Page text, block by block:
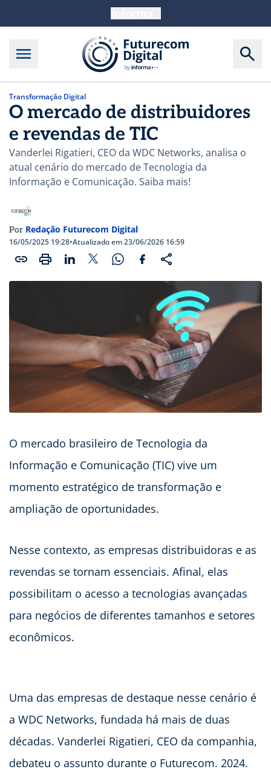
Transformação Digital
O mercado de distribuidores
e revendas de TIC
Vanderlei Rigatieri, CEO da WDC Networks, analisa o
atual cenário do mercado de Tecnologia da
Informação e Comunicação. Saiba mais!
Por Redação Futurecom Digital
16/05/2025 19:28•Atualizado em 23/06/2026 16:59
O mercado brasileiro de Tecnologia da
Informação e Comunicação (TIC) vive um
momento estratégico de transformação e
ampliação de oportunidades.
Nesse contexto, as empresas distribuidoras e as
revendas se tornam essenciais. Afinal, elas
possibilitam o acesso a tecnologias avançadas
para negócios de diferentes tamanhos e setores
econômicos.
Uma das empresas de destaque nesse cenário é
a WDC Networks, fundada há mais de duas
décadas. Vanderlei Rigatieri, CEO da companhia,
debateu o assunto durante o Futurecom. 2024.